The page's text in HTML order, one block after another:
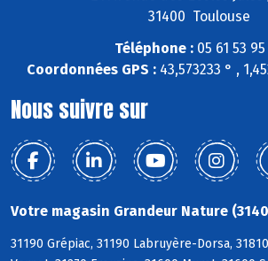
31400 Toulouse
Téléphone :05 61 53 95
Coordonnées GPS : 43,573233 ° ,
Nous suivre sur
Votre magasin Grandeur Nature
31190 Grépiac, 31190 Labruyère-Dorsa,